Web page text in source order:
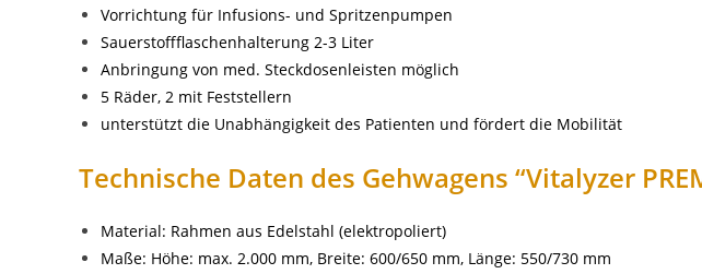
Vorrichtung für Infusions- und Spritzenpumpen
Sauerstoffflaschenhalterung 2-3 Liter
Anbringung von med. Steckdosenleisten möglich
5 Räder, 2 mit Feststellern
unterstützt die Unabhängigkeit des Patienten und fördert die Mobilität
Technische Daten des Gehwagens “Vitalyzer
Material: Rahmen aus Edelstahl (elektropoliert)
Maße: Höhe: max. 2.000 mm, Breite: 600/650 mm, Länge: 550/730 mm